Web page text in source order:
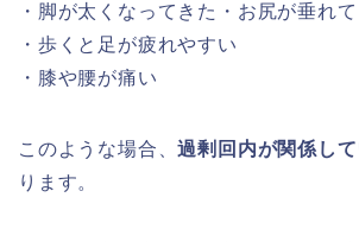
・脚が太くなってきた・お尻が垂れ
・歩くと足が疲れやすい
・膝や腰が痛い
このような場合、過剰回内が関係し
ります。